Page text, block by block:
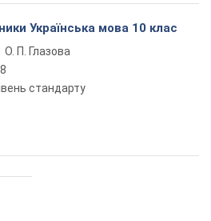
Українська мова 10 клас
О. П. Глазова
стандарту